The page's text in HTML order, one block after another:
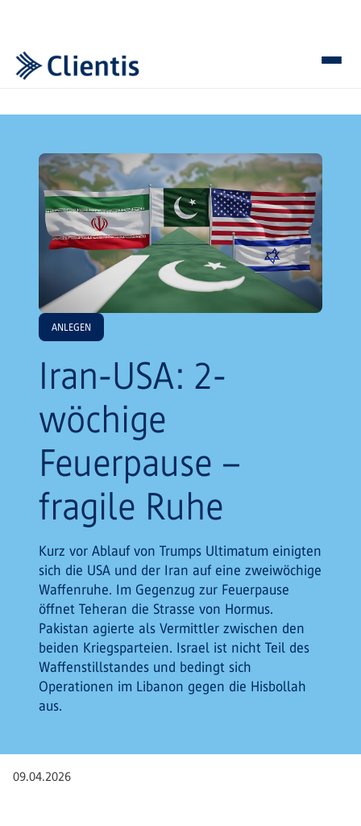
ANLEGEN
Iran-USA: 2-
wöchige
Feuerpause –
fragile Ruhe
Kurz vor Ablauf von Trumps Ultimatum einigten
sich die USA und der Iran auf eine zweiwöchige
Waffenruhe. Im Gegenzug zur Feuerpause
öffnet Teheran die Strasse von Hormus.
Pakistan agierte als Vermittler zwischen den
beiden Kriegsparteien. Israel ist nicht Teil des
Waffenstillstandes und bedingt sich
Operationen im Libanon gegen die Hisbollah
aus.
09.04.2026